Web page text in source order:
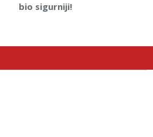
bio sigurniji!